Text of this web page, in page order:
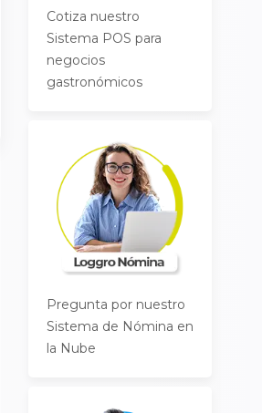
Cotiza nuestro
Sistema POS para
negocios
gastronómicos
Pregunta por nuestro
Sistema de Nómina en
la Nube